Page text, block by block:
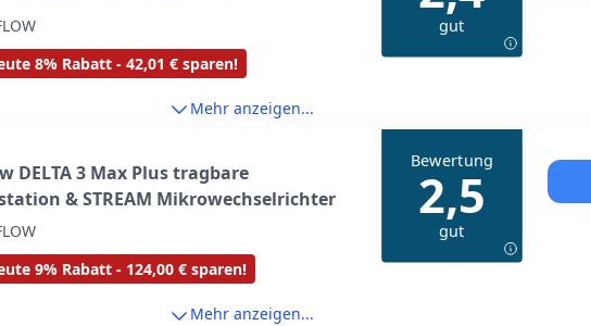
8% Rabatt - 42,01 € sparen!
gut
Mehr anzeigen...
DELTA 3 Max Plus tragbare
& STREAM Mikrowechselrichter
9% Rabatt - 124,00 € sparen!
Bewertung
2,5
gut
Mehr anzeigen...